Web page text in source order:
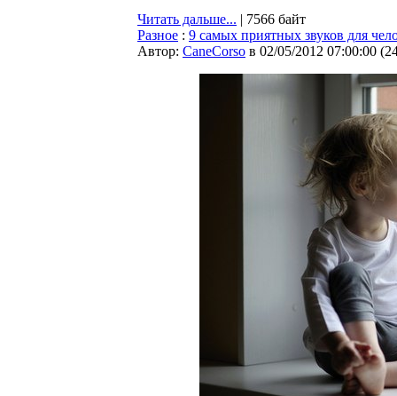
Читать дальше... | 7566 байт
Разное : 9 самых приятных звуков для
Автор: CaneCorso в 02/05/2012 07:00:00 (